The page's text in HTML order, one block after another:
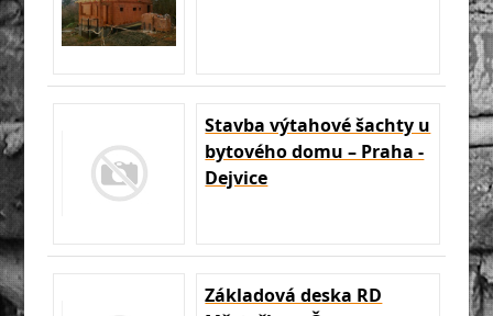
Stavba výtahové šachty u
bytového domu – Praha -
Dejvice
Základová deska RD